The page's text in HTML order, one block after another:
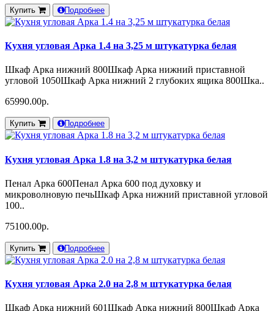
Купить Подробнее
Кухня угловая Арка 1.4 на 3,25 м штукатурка белая
Шкаф Арка нижний 800Шкаф Арка нижний приставной
угловой 1050Шкаф Арка нижний 2 глубоких ящика 800Шка..
65990.00р.
Купить Подробнее
Кухня угловая Арка 1.8 на 3,2 м штукатурка белая
Пенал Арка 600Пенал Арка 600 под духовку и
микроволновую печьШкаф Арка нижний приставной угловой
100..
75100.00р.
Купить Подробнее
Кухня угловая Арка 2.0 на 2,8 м штукатурка белая
Шкаф Арка нижний 601Шкаф Арка нижний 800Шкаф Арка